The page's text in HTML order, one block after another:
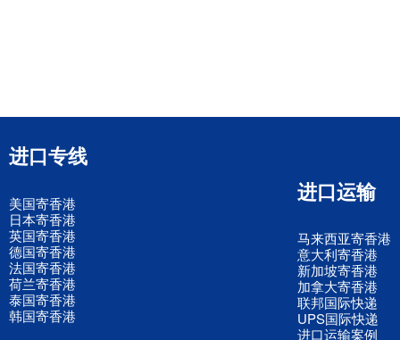
进口专线
美国寄香港
日本寄香港
英国寄香港
德国寄香港
法国寄香港
荷兰寄香港
泰国寄香港
韩国寄香港
进口运输
马来西亚寄香港
意大利寄香港
新加坡寄香港
加拿大寄香港
联邦国际快递
UPS国际快递
进口运输案例